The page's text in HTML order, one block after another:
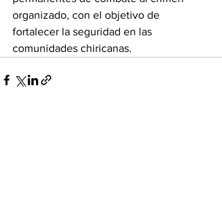
organizado, con el objetivo de
fortalecer la seguridad en las
comunidades chiricanas.